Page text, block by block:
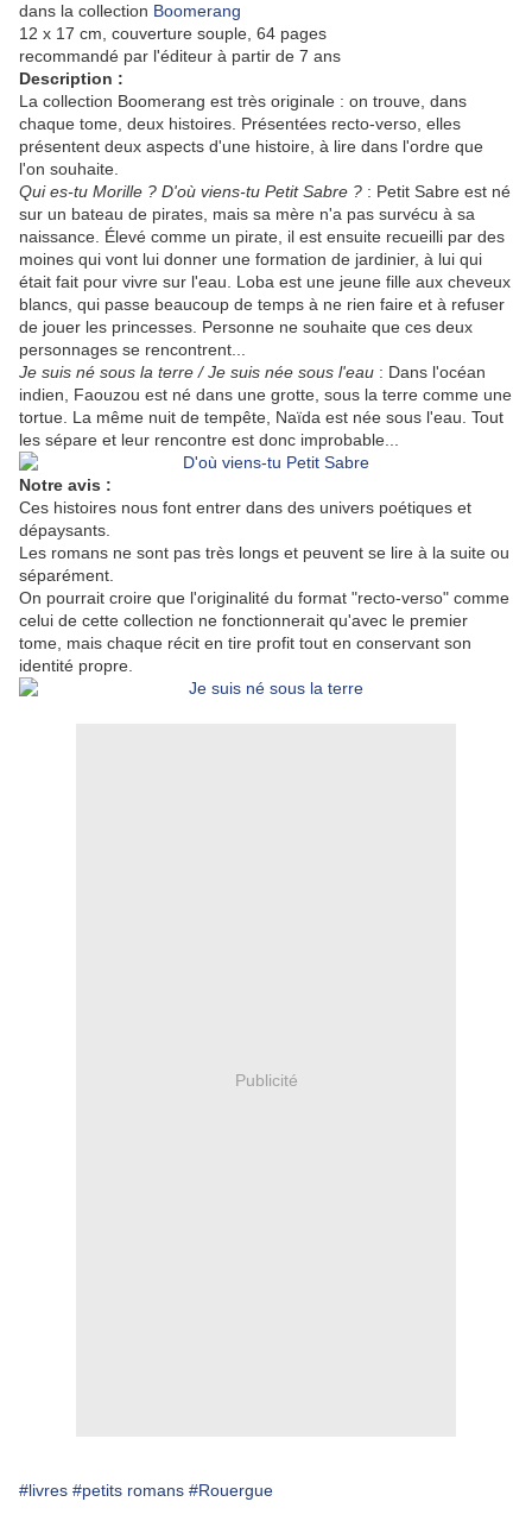
dans la collection Boomerang
12 x 17 cm, couverture souple, 64 pages
recommandé par l'éditeur à partir de 7 ans
Description :
La collection Boomerang est très originale : on trouve, dans
chaque tome, deux histoires. Présentées recto-verso, elles
présentent deux aspects d'une histoire, à lire dans l'ordre que
l'on souhaite.
Qui es-tu Morille ? D'où viens-tu Petit Sabre ? : Petit Sabre est né
sur un bateau de pirates, mais sa mère n'a pas survécu à sa
naissance. Élevé comme un pirate, il est ensuite recueilli par des
moines qui vont lui donner une formation de jardinier, à lui qui
était fait pour vivre sur l'eau. Loba est une jeune fille aux cheveux
blancs, qui passe beaucoup de temps à ne rien faire et à refuser
de jouer les princesses. Personne ne souhaite que ces deux
personnages se rencontrent...
Je suis né sous la terre / Je suis née sous l'eau : Dans l'océan
indien, Faouzou est né dans une grotte, sous la terre comme une
tortue. La même nuit de tempête, Naïda est née sous l'eau. Tout
les sépare et leur rencontre est donc improbable...
Notre avis :
Ces histoires nous font entrer dans des univers poétiques et
dépaysants.
Les romans ne sont pas très longs et peuvent se lire à la suite ou
séparément.
On pourrait croire que l'originalité du format "recto-verso" comme
celui de cette collection ne fonctionnerait qu'avec le premier
tome, mais chaque récit en tire profit tout en conservant son
identité propre.
Publicité
#livres #petits romans #Rouergue